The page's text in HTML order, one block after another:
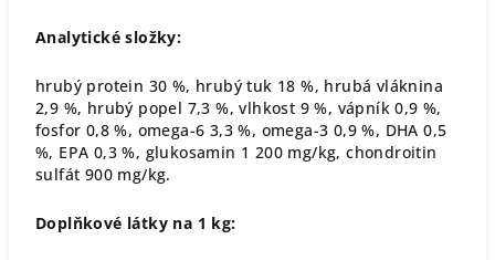
Analytické složky:
hrubý protein 30 %, hrubý tuk 18 %, hrubá vláknina
2,9 %, hrubý popel 7,3 %, vlhkost 9 %, vápník 0,9 %,
fosfor 0,8 %, omega-6 3,3 %, omega-3 0,9 %, DHA 0,5
%, EPA 0,3 %, glukosamin 1 200 mg/kg, chondroitin
sulfát 900 mg/kg.
Doplňkové látky na 1 kg: